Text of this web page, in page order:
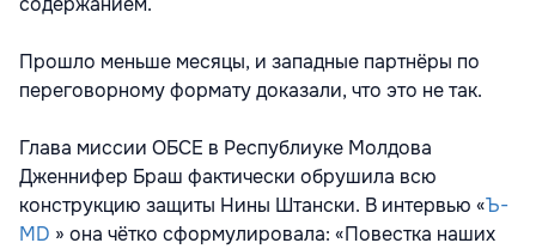
Прошло меньше месяцы, и западные партнёры по
переговорному формату доказали, что это не так.
Глава миссии ОБСЕ в Республиуке Молдова
Дженнифер Браш фактически обрушила всю
конструкцию защиты Нины Штански. В интервью «Ъ-
MD » она чётко сформулировала: «Повестка наших